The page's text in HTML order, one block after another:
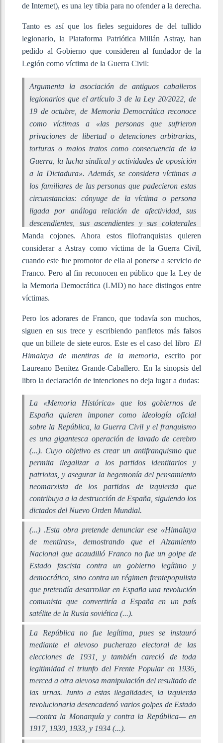
de Internet), es una ley tibia para no ofender a la derecha.
Tanto es así que los fieles seguidores de del tullido
legionario, la Plataforma Patriótica Millán Astray, han
pedido al Gobierno que consideren al fundador de la
Legión como víctima de la Guerra Civil:
Argumenta la asociación de antiguos caballeros
legionarios que el artículo 3 de la Ley 20/2022, de
19 de octubre, de Memoria Democrática reconoce
como víctimas a «las personas que sufrieron
privaciones de libertad o detenciones arbitrarias,
torturas o malos tratos como consecuencia de la
Guerra, la lucha sindical y actividades de oposición
a la Dictadura». Además, se considera víctimas a
los familiares de las personas que padecieron estas
circunstancias: cónyuge de la víctima o persona
ligada por análoga relación de afectividad, sus
descendientes, sus ascendientes y sus colaterales
hasta el cuarto grado.
Manda cojones. Ahora estos filofranquistas quieren
considerar a Astray como víctima de la Guerra Civil,
cuando este fue promotor de ella al ponerse a servicio de
Franco. Pero al fin reconocen en público que la Ley de
la Memoria Democrática (LMD) no hace distingos entre
víctimas.
Pero los adorares de Franco, que todavía son muchos,
siguen en sus trece y escribiendo panfletos más falsos
que un billete de siete euros. Este es el caso del libro El
Himalaya de mentiras de la memoria, escrito por
Laureano Benítez Grande-Caballero. En la sinopsis del
libro la declaración de intenciones no deja lugar a dudas:
La «Memoria Histórica» que los gobiernos de
España quieren imponer como ideología oficial
sobre la República, la Guerra Civil y el franquismo
es una gigantesca operación de lavado de cerebro
(...). Cuyo objetivo es crear un antifranquismo que
permita ilegalizar a los partidos identitarios y
patriotas, y asegurar la hegemonía del pensamiento
neomarxista de los partidos de izquierda que
contribuya a la destrucción de España, siguiendo los
dictados del Nuevo Orden Mundial.
(...) .Esta obra pretende denunciar ese «Himalaya
de mentiras», demostrando que el Alzamiento
Nacional que acaudilló Franco no fue un golpe de
Estado fascista contra un gobierno legítimo y
democrático, sino contra un régimen frentepopulista
que pretendía desarrollar en España una revolución
comunista que convertiría a España en un país
satélite de la Rusia soviética (...).
La República no fue legítima, pues se instauró
mediante el alevoso pucherazo electoral de las
elecciones de 1931, y también careció de toda
legitimidad el triunfo del Frente Popular en 1936,
merced a otra alevosa manipulación del resultado de
las urnas. Junto a estas ilegalidades, la izquierda
revolucionaria desencadenó varios golpes de Estado
—contra la Monarquía y contra la República— en
1917, 1930, 1933, y 1934 (...).